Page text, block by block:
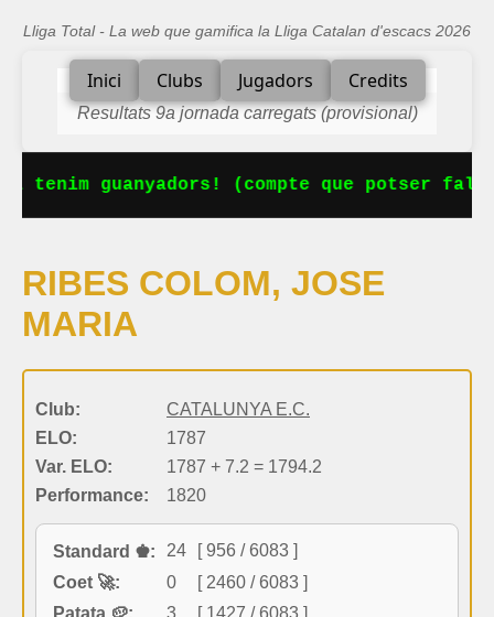
Lliga Total - La web que gamifica la Lliga Catalan d'escacs 2026
Inici Clubs Jugadors Credits
Resultats 9a jornada carregats (provisional)
tenim guanyadors! (compte que potser
RIBES COLOM, JOSE
MARIA
Club:
CATALUNYA E.C.
ELO:
1787
Var. ELO:
1787 + 7.2 = 1794.2
Performance:
1820
Standard ♚: 24
[ 956 / 6083 ]
Coet 🚀:
0
[ 2460 / 6083 ]
Patata 🥔:
3
[ 1427 / 6083 ]